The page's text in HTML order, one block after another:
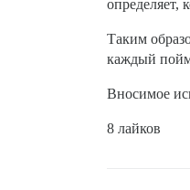
определяет,
Таким
каждый
Вносимое
8 лайков